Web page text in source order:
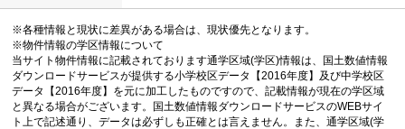
※各種情報と現状に差異がある場合は、現状優先となります。
※物件情報の学区情報について
当サイト物件情報に記載されております通学区域(学区)情報は、国土数値情報
ダウンロードサービスが提供する小学校区データ【2016年度】及び中学校区
データ【2016年度】を元に加工したものですので、記載情報が現在の学区域
と異なる場合がございます。国土数値情報ダウンロードサービスのWEBサイ
ト上で記述通り、データは必ずしも正確とは言えません。また、通学区域(学